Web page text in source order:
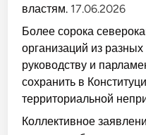
властям. 17.06.2026
Более сорока
организаций из
руководству и
сохранить в
территориальной
Коллективное